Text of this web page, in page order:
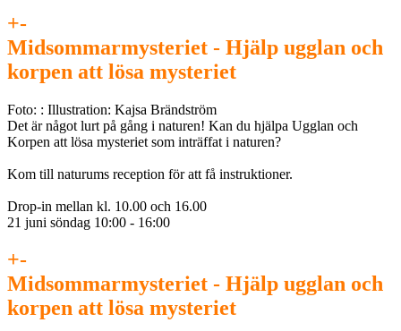
+-
Midsommarmysteriet - Hjälp ugglan och
korpen att lösa mysteriet
Foto: : Illustration: Kajsa Brändström
Det är något lurt på gång i naturen! Kan du hjälpa Ugglan och
Korpen att lösa mysteriet som inträffat i naturen?
Kom till naturums reception för att få instruktioner.
Drop-in mellan kl. 10.00 och 16.00
21 juni söndag 10:00 - 16:00
+-
Midsommarmysteriet - Hjälp ugglan och
korpen att lösa mysteriet